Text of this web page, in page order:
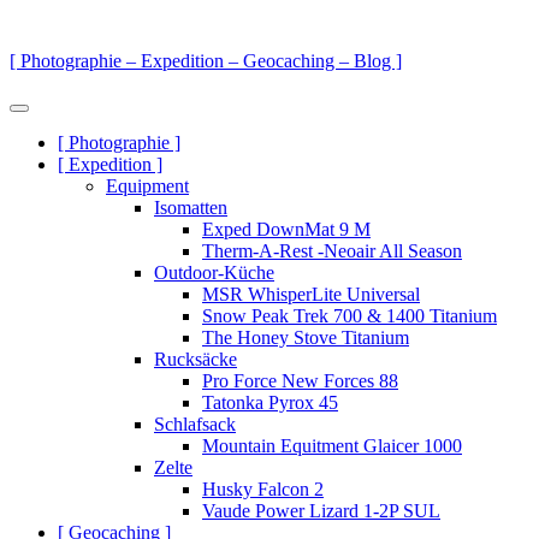
springen
[ Photographie – Expedition – Geocaching – Blog ]
Menü
Primäre
Navigation
[ Photographie ]
[ Expedition ]
Equipment
Isomatten
Exped DownMat 9 M
Therm-A-Rest -Neoair All Season
Outdoor-Küche
MSR WhisperLite Universal
Snow Peak Trek 700 & 1400 Titanium
The Honey Stove Titanium
Rucksäcke
Pro Force New Forces 88
Tatonka Pyrox 45
Schlafsack
Mountain Equitment Glaicer 1000
Zelte
Husky Falcon 2
Vaude Power Lizard 1-2P SUL
[ Geocaching ]